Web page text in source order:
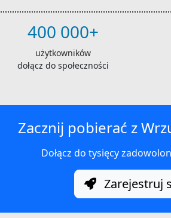
400 000+
użytkowników
dołącz do społeczności
Zacznij pobierać z
Dołącz do tysięcy
Zarejestruj